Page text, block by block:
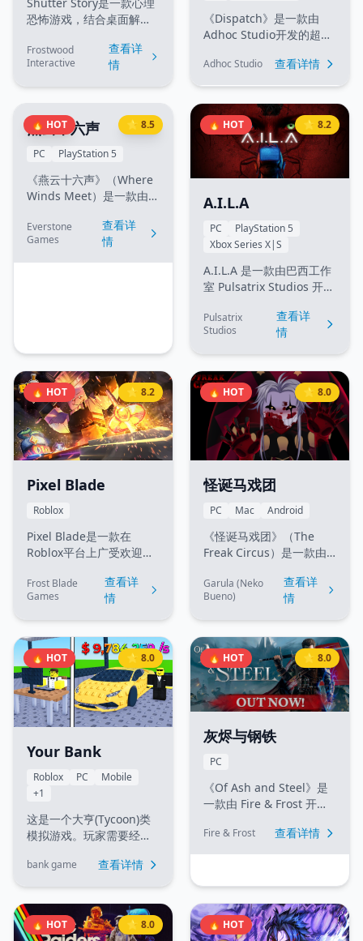
Shutter Story是一款心理
恐怖游戏，结合桌面解谜
扮演一名摄影师，在这个
充满恐怖氛围的世界中，
素、解谜机制和第一人称
冒险，为玩家带来独特的
恐怖体验。
Frostwood
Interactive
查看详
情
《Dispatch》是一款由
Adhoc Studio开发的超级
戏。玩家扮演前超级英
雄，现在管理着一支由前
室环境中展开精彩的故
事。游戏结合了超级英雄
题材、办公室喜剧和冒险
元素，为玩家带来独特的
游戏体验。
Adhoc Studio 查看详情
🔥 HOT ⭐ 8.5
燕云十六声
PC PlayStation 5
《燕云十六声》（Where
Winds Meet）是一款由
开放世界武侠动作角色扮
演游戏。游戏背景设定在
五代十国末期，一个充满
Everstone
Games
查看详
情
🔥 HOT ⭐ 8.2
A.I.L.A
PC
PlayStation 5
Xbox Series X|S
A.I.L.A 是一款由巴西工作
室 Pulsatrix Studios 开
行的第一人称心理恐怖游
戏（Techno-horror）。
要平台为 PC (Steam)、
PS5 和 Xbox Series
X|S。玩家将在充满科技恐
怖元素的环境中探索，解
开谜题，体验紧张刺激的
恐怖氛围。
Pulsatrix
Studios
查看详
情
🔥 HOT ⭐ 8.2
Pixel Blade
Roblox
Pixel Blade是一款在
Roblox平台上广受欢迎的
探索地牢、升级角色、收
集装备，在这个由Frost
风地牢RPG中冒险。
Frost Blade
Games
查看详
情
🔥 HOT ⭐ 8.0
怪诞马戏团
PC Mac Android
《怪诞马戏团》（The
Freak Circus）是一款由
Garula（Neko Bueno）
制作的黑暗乙女向视觉小
页面发布，目前支持 PC、
Mac 和 Android 平台。故
事发生在一个神秘诡异的
马戏团之中，玩家可以体
验多位角色路线与不同结
局。
Garula (Neko
Bueno)
查看详
情
🔥 HOT ⭐ 8.0
Your Bank
Roblox PC
Mobile
+1
这是一个大亨(Tycoon)类
模拟游戏。玩家需要经营
子"来抽取不同稀有度的工
断升级银行楼层、扩建金
库并解锁更高级的工人。
bank game 查看详情
🔥 HOT ⭐ 8.0
灰烬与钢铁
PC
《Of Ash and Steel》是
一款由 Fire & Frost 开
人称开放世界 RPG 游戏。
这是一款单机 PC 游戏，
开放世界中展开冒险。
Fire & Frost 查看详情
🔥 HOT ⭐ 8.0 🔥 HOT